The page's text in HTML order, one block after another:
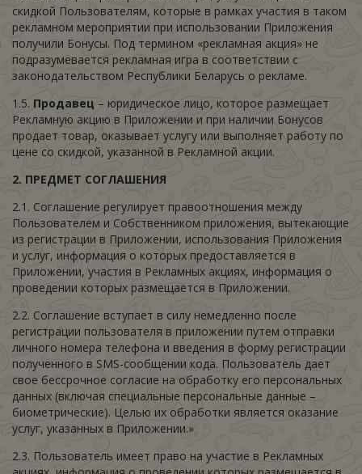
скидкой Пользователям, которые в рамках участия в таком
рекламном мероприятии при использовании Приложения
получили Бонусы. Под термином «рекламная акция» не
подразумевается рекламная игра в соответствии с
законодательством Республики Беларусь о рекламе.
1.5. Продавец – юридическое лицо, которое размещает
Рекламную акцию в Приложении и при наличии Бонусов
продает товар, оказывает услугу или выполняет работу по
цене со скидкой, указанной в Рекламной акции.
2. ПРЕДМЕТ СОГЛАШЕНИЯ
2.1. Соглашение регулирует правоотношения между
Пользователем и Собственником приложения, вытекающие
из регистрации в Приложении, использования Приложения
и услуг, информация о которых предоставляется в
Приложении, участия в Рекламных акциях, информация о
проведении которых размещается в Приложении.
2.2. Соглашение вступает в силу немедленно после
регистрации пользователя в приложении путем отправки
личного номера телефона и введения в форму регистрации
полученного в SMS-сообщении кода. Пользователь дает
свое бессрочное согласие на обработку его персональных
данных (включая специальные персональные данные –
биометрические). Целью их обработки является оказание
услуг, указанных в Приложении.»
2.3. Пользователь имеет право на участие в Рекламных